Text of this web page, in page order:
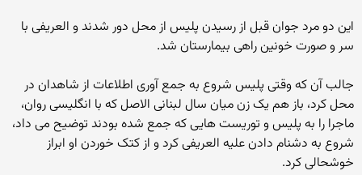
این دو مرد جوان قبل از رسیدن پلیس از محل دور شدند و العریفی با
سر و صورت خونین راهی بیمارستان شد.
جالب آن که وقتی پلیس شروع به جمع آوری اطلاعات از شاهدان در
محل کرد، باز هم یک زن میان سال لبنانی الاصل که با انگلیسی روان،
ماجرا را به پلیس و توریست هایی که جمع شده بودند توضیح می داد،
شروع به دشنام دادن علیه العریفی کرد و از کتک خوردن او ابراز
خوشحالی کرد.